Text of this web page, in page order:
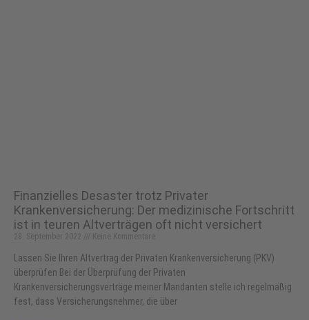
Finanzielles Desaster trotz Privater
Krankenversicherung: Der medizinische Fortschritt
ist in teuren Altverträgen oft nicht versichert
28. September 2022 Keine Kommentare
Lassen Sie Ihren Altvertrag der Privaten Krankenversicherung (PKV)
überprüfen Bei der Überprüfung der Privaten
Krankenversicherungsverträge meiner Mandanten stelle ich regelmäßig
fest, dass Versicherungsnehmer, die über